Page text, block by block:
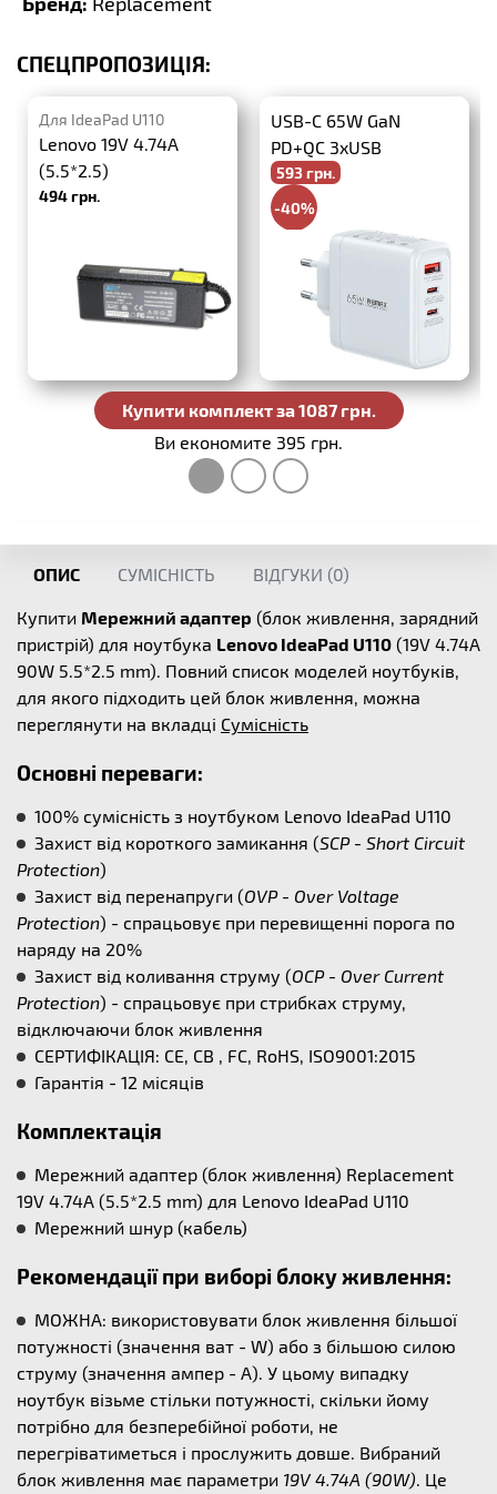
СПЕЦПРОПОЗИЦІЯ:
Для IdeaPad U110
Lenovo 19V 4.74A
(5.5*2.5)
494 грн.
USB-C 65W GaN
PD+QC 3xUSB
593 грн.
-40%
988 грн.
Купити комплект за 1087 грн.
Ви економите 395 грн.
ОПИС СУМІСНІСТЬ ВІДГУКИ (0)
Купити Мережний адаптер (блок живлення, зарядний
пристрій) для ноутбука Lenovo IdeaPad U110 (19V 4.74A
90W 5.5*2.5 mm). Повний список моделей ноутбуків,
для якого підходить цей блок живлення, можна
переглянути на вкладці Сумісність
Основні переваги:
100% сумісність з ноутбуком Lenovo IdeaPad U110
Захист від короткого замикання (SCP - Short Circuit
Protection)
Захист від перенапруги (OVP - Over Voltage
Protection) - спрацьовує при перевищенні порога по
наряду на 20%
Захист від коливання струму (OCP - Over Current
Protection) - спрацьовує при стрибках струму,
відключаючи блок живлення
СЕРТИФІКАЦІЯ: CE, CB , FC, RoHS, ISO9001:2015
Гарантія - 12 місяців
Комплектація
Мережний адаптер (блок живлення) Replacement
19V 4.74A (5.5*2.5 mm) для Lenovo IdeaPad U110
Мережний шнур (кабель)
Рекомендації при виборі блоку живлення:
МОЖНА: використовувати блок живлення більшої
потужності (значення ват - W) або з більшою силою
струму (значення ампер - А). У цьому випадку
ноутбук візьме стільки потужності, скільки йому
потрібно для безперебійної роботи, не
перегріватиметься і прослужить довше. Вибраний
блок живлення має параметри 19V 4.74A (90W). Це